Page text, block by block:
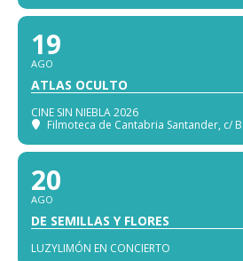
19
AGO
ATLAS OCULTO
CINE SIN NIEBLA 2026
Filmoteca de Cantabria Santander, c/
20
AGO
DE SEMILLAS Y FLORES
LUZYLIMÓN EN CONCIERTO